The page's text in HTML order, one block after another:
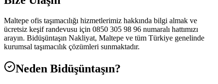
Maltepe ofis taşımacılığı hizmetlerimiz hakkında bilgi almak ve
ücretsiz keşif randevusu için 0850 305 98 96 numaralı hattımızı
arayın. Bidüşüntaşın Nakliyat, Maltepe ve tüm Türkiye genelinde
kurumsal taşımacılık çözümleri sunmaktadır.
Neden Bidüşüntaşın?